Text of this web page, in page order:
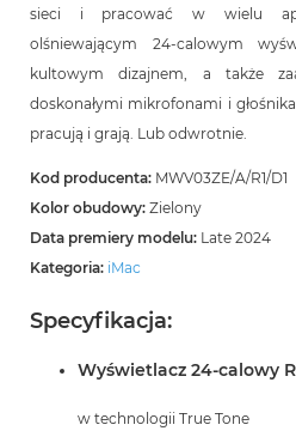
sieci i pracować w wielu
olśniewającym 24‑calowym
kultowym dizajnem, a także
doskonałymi mikrofonami i
pracują i grają. Lub odwrotnie.
Kod producenta: MWV03ZE/A/R1/D1
Kolor obudowy: Zielony
Data premiery modelu: Late 2024
Kategoria: iMac
Specyfikacja:
Wyświetlacz 24-calowy
w technologii True Tone